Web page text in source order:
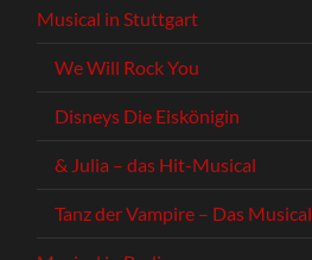
Musical in Stuttgart
We Will Rock You
Disneys Die Eiskönigin
& Julia – das Hit-Musical
Tanz der Vampire – Das Musical